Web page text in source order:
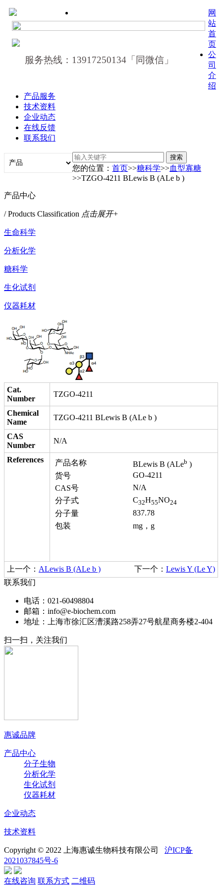
服务热线：13917250134「同微信」
网
站
首
页
公
司
介
绍
产品服务
技术资料
企业动态
在线反馈
联系我们
您的位置：首页>>糖科学>>血型寡糖
>>TZGO-4211 BLewis B (ALe b )
产品中心
/ Products Classification 点击展开+
生命科学
分析化学
糖科学
生化试剂
仪器耗材
Cat.
Number
TZGO-4211
Chemical
Name
TZGO-4211 BLewis B (ALe b )
CAS
Number
N/A
References 产品名称 BLewis B (ALeb )
货号
GO-4211
CAS号
N/A
分子式
C32H55NO24
分子量
837.78
包装
mg，g
下一个： Lewis Y (Le Y)
上一个： ALewis B (ALe b )
联系我们
电话：021-60498804
邮箱：info@e-biochem.com
地址：上海市徐汇区漕溪路258弄27号航星商务楼2-404
扫一扫，关注我们
惠诚品牌
产品中心
分子生物
分析化学
生化试剂
仪器耗材
企业动态
技术资料
Copyright © 2022 上海惠诚生物科技有限公司 沪ICP备
2021037845号-6
在线咨询 联系方式 二维码